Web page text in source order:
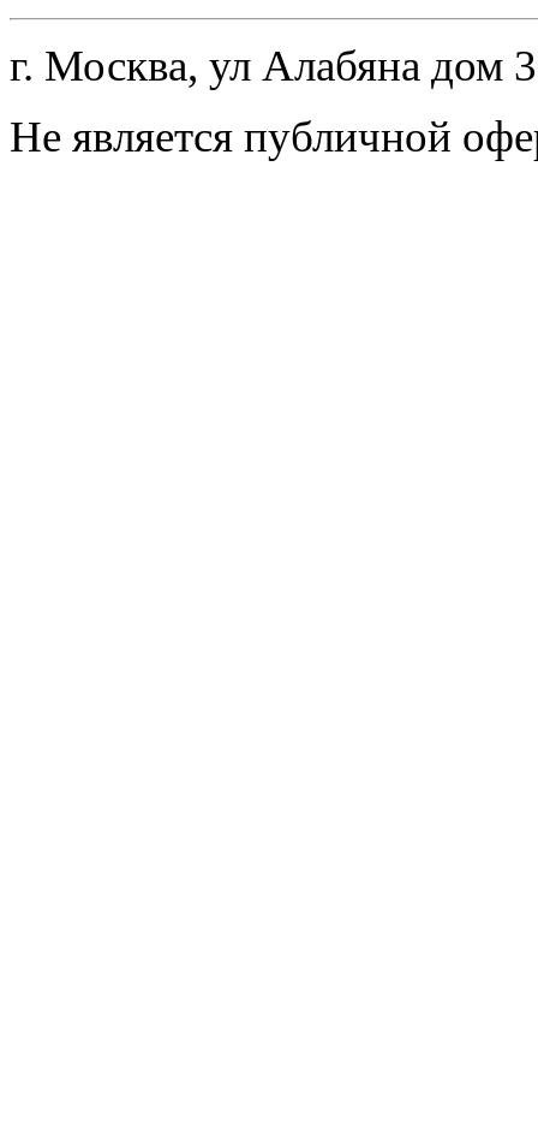
г. Москва, ул Алабяна дом
Не является публичной